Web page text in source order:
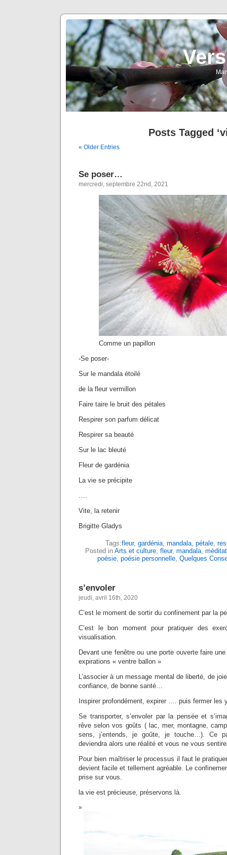
Posts Tagged
« Older Entries
Se poser…
mercredi, septembre 22nd, 2021
Comme un papillon
-Se poser-
Sur le mandala étoilé
de la fleur vermillon
Faire taire le bruit des pétales
Respirer son parfum délicat
Respirer sa beauté
Sur le lac bleuté
Fleur de gardénia
La vie se précipite
Vite, la retenir
Brigitte Gladys
Tags:fleur, gardénia, mandala, pétale,
Posted in Arts et culture, fleur, mandala,
poésie poésie personnelle Quelques
s’envoler
jeudi, avril 16th, 2020
C’est le moment de sortir du confinement par la
C’est le bon moment pour pratiquer des
visualisation.
Devant une fenêtre ou une porte ouverte faire
expirations « ventre ballon »
L’associer à un message mental de liberté, de
confiance, de bonne santé…
Inspirer profondément, expirer …. puis fermer les
Se transporter, s’envoler par la pensée et
rêve selon vos goûts ( lac, mer, montagne,
sens, j’entends, je goûte, je touche…). Ce
deviendra alors une réalité et vous ne vous
Pour bien maîtriser le processus il faut le
devient facile et tellement agréable. Le
prise sur vous.
la vie est précieuse, préservons là.